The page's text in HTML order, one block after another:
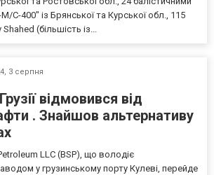
С-400" із Брянської та Курської обл., 115
(більшість із...
3 серпня
відмовився від
. Знайшов альтернативу
LLC (BSP), що володіє
у грузинському порту Кулеві, перейде